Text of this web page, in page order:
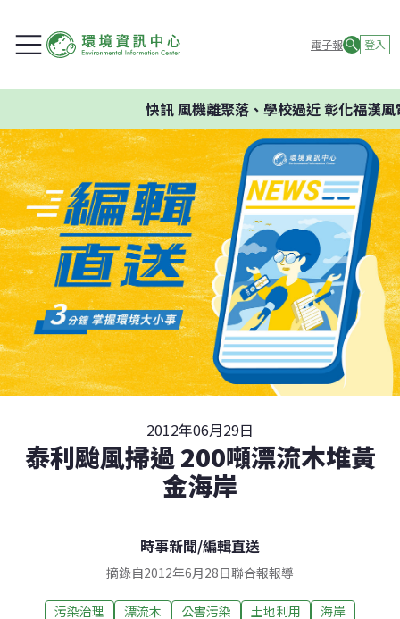
電子報 登入
快訊風機離聚落、學校過近 彰化福漢風
2012年06月29日
泰利颱風掃過 200噸漂流木堆黃
金海岸
時事新聞/編輯直送
摘錄自2012年6月28日聯合報報導
污染治理 漂流木 公害污染 土地利用
海岸